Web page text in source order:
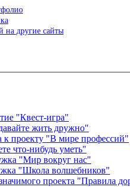
на другие сайты
"Квест-игра"
жить дружно"
к проекту "В мире профессий"
что-нибудь уметь"
"Мир вокруг нас"
"Школа волшебников"
проекта "Правила